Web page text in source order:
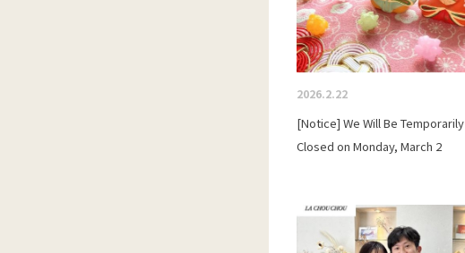
2026.2.22
[Notice] We Will Be Temporarily
Closed on Monday, March 2